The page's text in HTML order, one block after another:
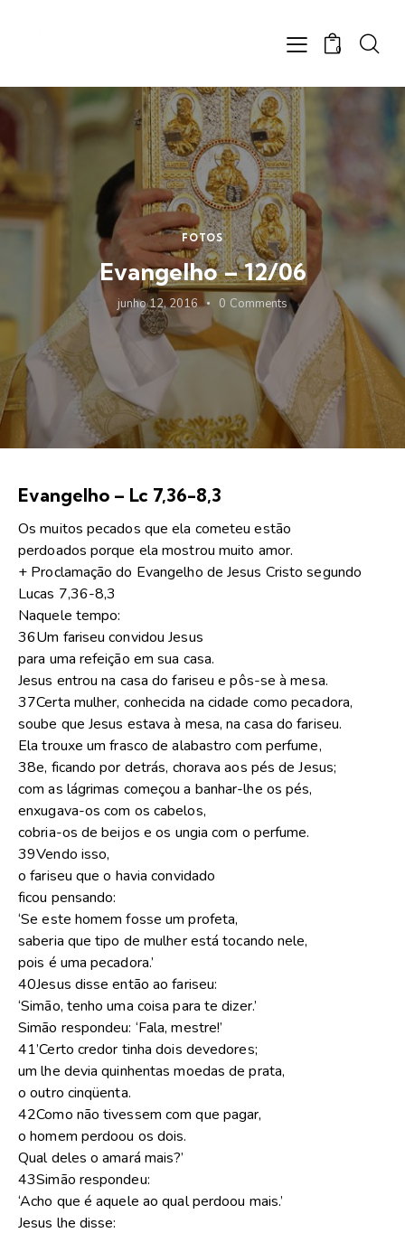
0
FOTOS
Evangelho – 12/06
junho 12, 2016 0 Comments
Evangelho – Lc 7,36-8,3
Os muitos pecados que ela cometeu estão
perdoados porque ela mostrou muito amor.
+ Proclamação do Evangelho de Jesus Cristo segundo
Lucas 7,36-8,3
Naquele tempo:
36Um fariseu convidou Jesus
para uma refeição em sua casa.
Jesus entrou na casa do fariseu e pôs-se à mesa.
37Certa mulher, conhecida na cidade como pecadora,
soube que Jesus estava à mesa, na casa do fariseu.
Ela trouxe um frasco de alabastro com perfume,
38e, ficando por detrás, chorava aos pés de Jesus;
com as lágrimas começou a banhar-lhe os pés,
enxugava-os com os cabelos,
cobria-os de beijos e os ungia com o perfume.
39Vendo isso,
o fariseu que o havia convidado
ficou pensando:
‘Se este homem fosse um profeta,
saberia que tipo de mulher está tocando nele,
pois é uma pecadora.’
40Jesus disse então ao fariseu:
‘Simão, tenho uma coisa para te dizer.’
Simão respondeu: ‘Fala, mestre!’
41’Certo credor tinha dois devedores;
um lhe devia quinhentas moedas de prata,
o outro cinqüenta.
42Como não tivessem com que pagar,
o homem perdoou os dois.
Qual deles o amará mais?’
43Simão respondeu:
‘Acho que é aquele ao qual perdoou mais.’
Jesus lhe disse: